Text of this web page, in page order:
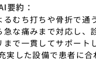
要約：
るむち打ちや骨折で通
急な痛みまで対応し、
まで一貫してサポート
実した設備で患者に合